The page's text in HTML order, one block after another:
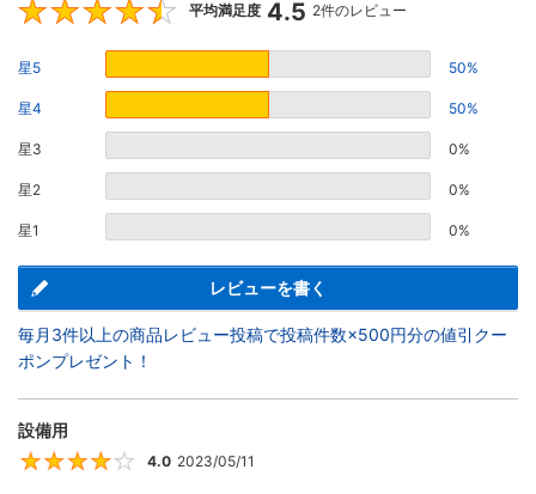
4.5
平均満足度 4.5 2件のレビュー
星5 50%
星4 50%
星3 0%
星2 0%
星1 0%
レビューを書く
毎月3件以上の商品レビュー投稿で投稿件数×500円分の値引クー
ポンプレゼント！
設備用
4.0 2023/05/11